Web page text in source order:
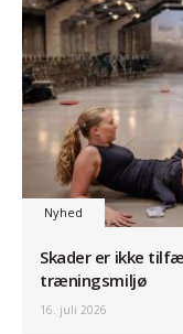
Nyhed
Skader er ikke
træningsmiljø
16. juli 2026